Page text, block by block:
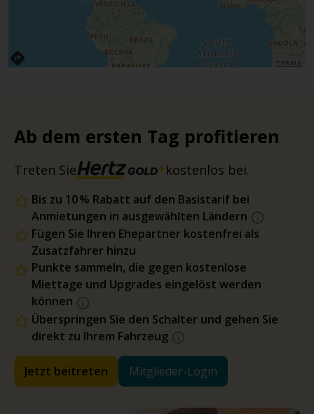
Ab dem ersten Tag profitieren
Treten Sie kostenlos bei.
Bis zu 10 % Rabatt auf den Basistarif bei
Anmietungen in ausgewählten Ländern
Fügen Sie Ihren Ehepartner kostenfrei als
Zusatzfahrer hinzu
Punkte sammeln, die gegen kostenlose
Miettage und Upgrades eingelöst werden
können
Überspringen Sie den Schalter und gehen Sie
direkt zu Ihrem Fahrzeug
Jetzt beitreten Mitglieder-Login